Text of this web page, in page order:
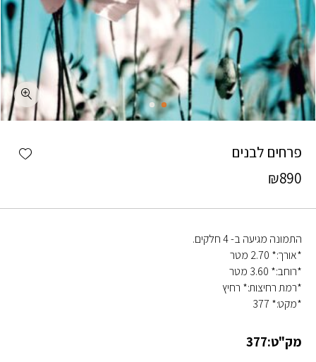
פרחים לבנים
₪890
התמונה מגיעה ב- 4 חלקים.
*אורך:* 2.70 מטר
*רוחב:* 3.60 מטר
*רמת רחיצות:* רחיץ
*מקט:* 377
מק"ט:377